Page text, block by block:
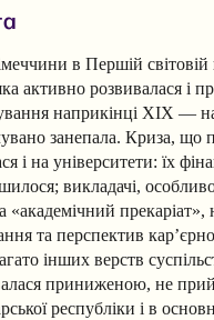
в Першій світовій
активно розвивалася і
наприкінці XIX —
занепала. Криза, що
і на університети: їх
викладачі,
«академічний
та перспектив
інших верств
приниженою, не
республіки і в